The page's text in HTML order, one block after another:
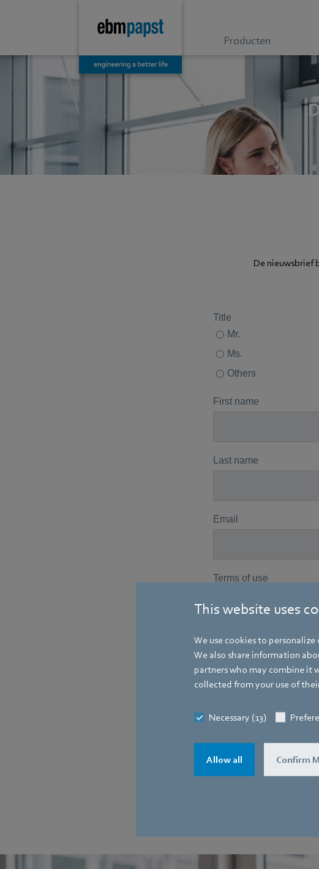
This website uses
We use cookies to
We also share information
partners who may combine it
collected from your use of
Necessary (13)
Allow all Confirm
Producten
De nieuwsbrief